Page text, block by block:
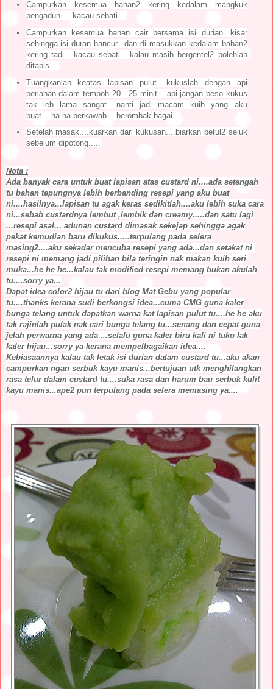
Campurkan kesemua bahan2 kering kedalam mangkuk
pengadun.....kacau sebati....
Campurkan kesemua bahan cair bersama isi durian...kisar
sehingga isi duran hancur...dan di masukkan kedalam bahan2
kering tadi....kacau sebati....kalau masih bergentel2 bolehlah
ditapis....
Tuangkanlah keatas lapisan pulut....kukuslah dengan api
perlahan dalam tempoh 20 - 25 minit....api jangan beso kukus
tak leh lama sangat....nanti jadi macam kuih yang aku
buat....ha ha berkawah ...berombak bagai...
Setelah masak....kuarkan dari kukusan....biarkan betul2 sejuk
sebelum dipotong.....
Nota :
Ada banyak cara untuk buat lapisan atas custard ni....ada setengah
tu bahan tepungnya lebih berbanding resepi yang aku buat
ni....hasilnya...lapisan tu agak keras sedikitlah....aku lebih suka cara
ni...sebab custardnya lembut ,lembik dan creamy.....dan satu lagi
...resepi asal... adunan custard dimasak sekejap sehingga agak
pekat kemudian baru dikukus.....terpulang pada selera
masing2....aku sekadar mencuba resepi yang ada...dan setakat ni
resepi ni memang jadi pilihan bila teringin nak makan kuih seri
muka...he he he...kalau tak modified resepi memang bukan akulah
tu....sorry ya...
Dapat idea color2 hijau tu dari blog Mat Gebu yang popular
tu....thanks kerana sudi berkongsi idea...cuma CMG guna kaler
bunga telang untuk dapatkan warna kat lapisan pulut tu....he he aku
tak rajinlah pulak nak cari bunga telang tu...senang dan cepat guna
jelah perwarna yang ada ...selalu guna kaler biru kali ni tuko lak
kaler hijau...sorry ya kerana mempelbagaikan idea....
Kebiasaannya kalau tak letak isi durian dalam custard tu...aku akan
campurkan ngan serbuk kayu manis...bertujuan utk menghilangkan
rasa telur dalam custard tu....suka rasa dan harum bau serbuk kulit
kayu manis...ape2 pun terpulang pada selera memasing ya....